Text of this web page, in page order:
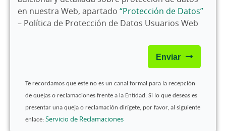
en nuestra Web, apartado “Protección de Datos”
– Política de Protección de Datos Usuarios Web
Enviar
Te recordamos que este no es un canal formal para la recepción
de quejas o reclamaciones frente a la Entidad. Si lo que deseas es
presentar una queja o reclamación dirígete, por favor, al siguiente
enlace: Servicio de Reclamaciones